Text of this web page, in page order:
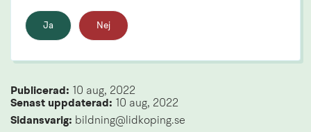
Ja Nej
Publicerad:
10 aug, 2022
Senast uppdaterad:
10 aug, 2022
Sidansvarig: bildning@lidkoping.se